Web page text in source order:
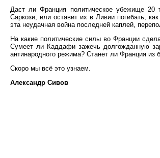
Даст ли Франция политическое убежище
Саркози, или оставит их в Ливии погибать,
эта неудачная война последней каплей,
На какие политические силы во Франции
Сумеет ли Каддафи зажечь долгожданную
антинародного режима? Станет ли Франция из
Скоро мы всё это узнаем.
Александр Сивов